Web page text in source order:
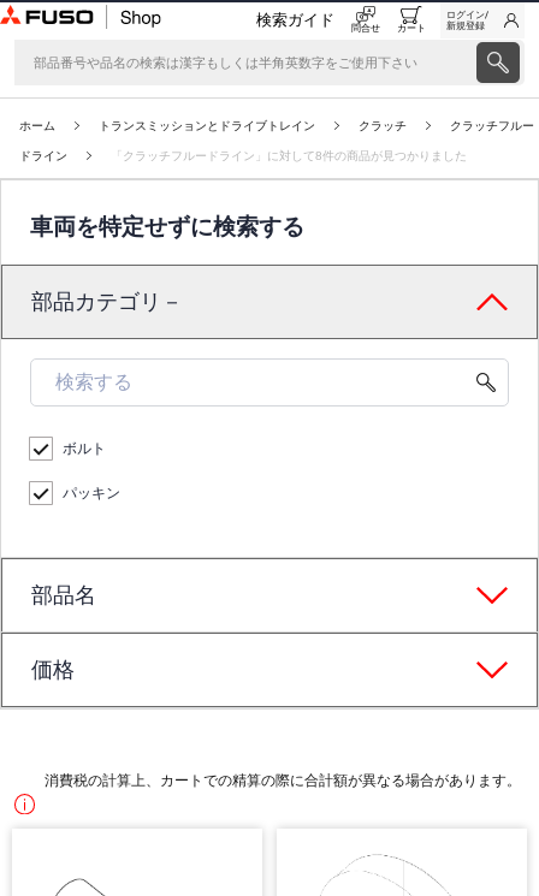
検索ガイド 問合せ カート
ログイン/
新規登録
ホーム トランスミッションとドライブトレイン クラッチ クラッチフルー
ドライン 「クラッチフルードライン」に対して8件の商品が見つかりました
車両を特定せずに検索する
部品カテゴリ－
ボルト
パッキン
部品名
価格
消費税の計算上、カートでの精算の際に合計額が異なる場合があります。